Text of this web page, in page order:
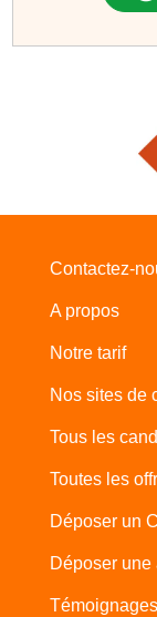
Contactez-
A propos
Notre tarif
Nos sites de
Tous les
Toutes les
Déposer un
Déposer une